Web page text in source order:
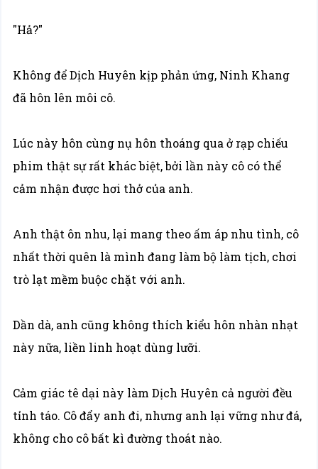
"Hả?"
Không để Dịch Huyên kịp phản ứng, Ninh Khang
đã hôn lên môi cô.
Lúc này hôn cùng nụ hôn thoáng qua ở rạp chiếu
phim thật sự rất khác biệt, bởi lần này cô có thể
cảm nhận được hơi thở của anh.
Anh thật ôn nhu, lại mang theo ấm áp nhu tình, cô
nhất thời quên là mình đang làm bộ làm tịch, chơi
trò lạt mềm buộc chặt với anh.
Dần dà, anh cũng không thích kiểu hôn nhàn nhạt
này nữa, liền linh hoạt dùng lưỡi.
Cảm giác tê dại này làm Dịch Huyên cả người đều
tỉnh táo. Cô đẩy anh đi, nhưng anh lại vững như đá,
không cho cô bất kì đường thoát nào.